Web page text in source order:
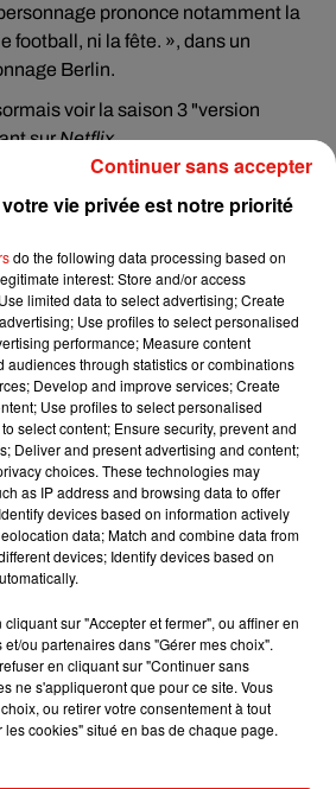
prononce notamment la
football, ni la fête. », dans un
Berlin.
voir la saison 3 "version
surNetflix.
Lieb s’essaye à la vie de chatelain
vie privée est notre priorité
do the following data processing based on
interest: Store and/or access
limited data to select advertising; Create
Use profiles to select personalised
performance; Measure content
audiences through statistics or combinations
Develop and improve services; Create
Use profiles to select personalised
select content; Ensure security, prevent and
Deliver and present advertising and content;
choices. These technologies may
as IP address and browsing data to offer
devices based on information actively
data; Match and combine data from
devices; Identify devices based on
sur "Accepter et fermer", ou affiner en
ou partenaires dans "Gérer mes choix".
en cliquant sur "Continuer sans
ne s'appliqueront que pour ce site. Vous
ou retirer votre consentement à tout
cookies" situé en bas de chaque page.
Continuer sans accepter